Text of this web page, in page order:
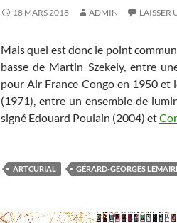
18 MARS 2018 ADMIN LAISSER
Mais quel est donc le point
basse de Martin Szekely, entre
pour Air France Congo en 1950 et
(1971), entre un ensemble de
signé Edouard Poulain (2004) et
ARTCURIAL GÉRARD-GEORGES